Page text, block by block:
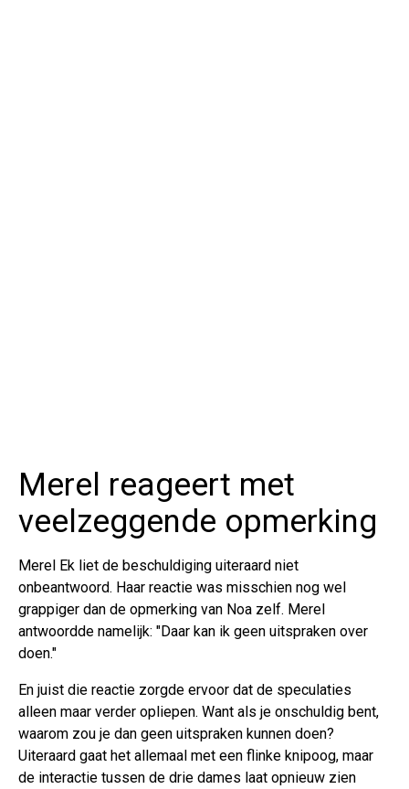
Merel reageert met
veelzeggende opmerking
Merel Ek liet de beschuldiging uiteraard niet
onbeantwoord. Haar reactie was misschien nog wel
grappiger dan de opmerking van Noa zelf. Merel
antwoordde namelijk: "Daar kan ik geen uitspraken over
doen."
En juist die reactie zorgde ervoor dat de speculaties
alleen maar verder opliepen. Want als je onschuldig bent,
waarom zou je dan geen uitspraken kunnen doen?
Uiteraard gaat het allemaal met een flinke knipoog, maar
de interactie tussen de drie dames laat opnieuw zien